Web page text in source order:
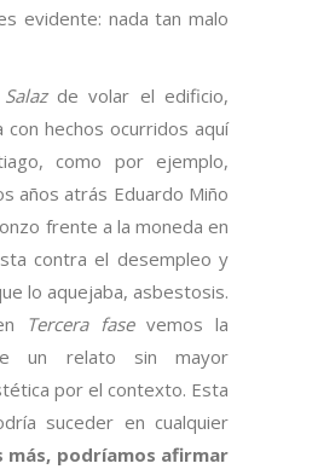
evidente: nada tan malo
Salaz de volar el edificio,
con hechos ocurridos aquí
como por ejemplo,
años atrás Eduardo Miño
frente a la moneda en
contra el desempleo y
lo aquejaba, asbestosis.
Tercera fasevemos la
un relato sin mayor
por el contexto. Esta
suceder en cualquier
más, podríamos afirmar